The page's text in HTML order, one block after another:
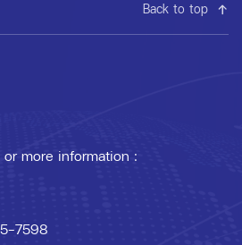
Back to top
more information :
7598